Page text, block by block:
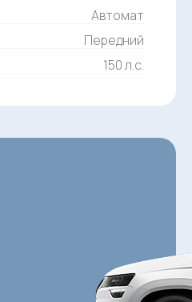
Автомат
Передний
150 л.с.